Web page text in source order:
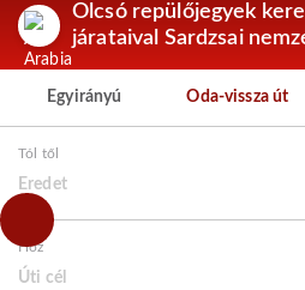
Olcsó repülőjegyek
járataival Sardzsai
Egyirányú Oda-vissza út
Tól től
Eredet
Hoz
Úti cél